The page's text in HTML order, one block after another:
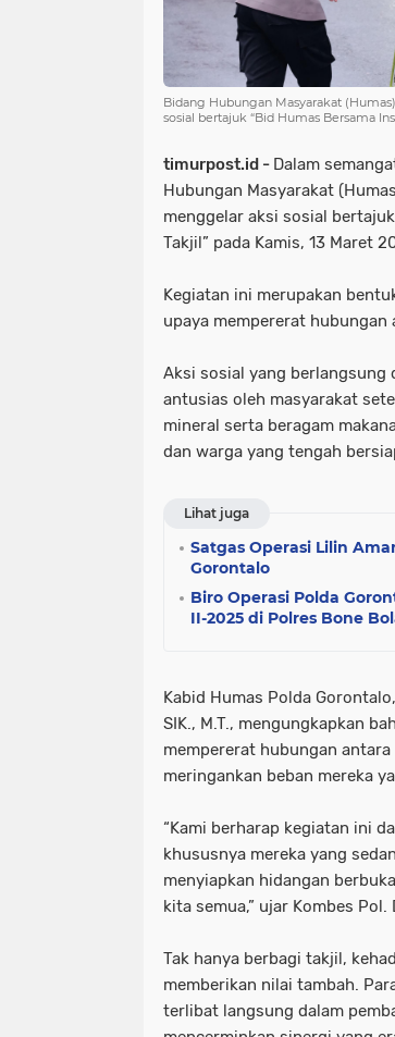
Bidang Hubungan Masyarakat
sosial bertajuk “Bid Humas Bersama
timurpost.id - Dalam
Hubungan Masyarakat
menggelar aksi sosial
Takjil” pada Kamis, 13 Maret
Kegiatan ini merupakan
upaya mempererat hubungan
Aksi sosial yang berlangsung
antusias oleh masyarakat
mineral serta beragam
dan warga yang tengah
Lihat juga
Satgas Operasi Lilin
Gorontalo
Biro Operasi Polda
II-2025 di Polres Bone
Kabid Humas Polda
SIK., M.T., mengungkapkan
mempererat hubungan
meringankan beban mereka
“Kami berharap kegiatan ini
khususnya mereka yang
menyiapkan hidangan
kita semua,” ujar Kombes Pol.
Tak hanya berbagi takjil,
memberikan nilai tambah.
terlibat langsung dalam